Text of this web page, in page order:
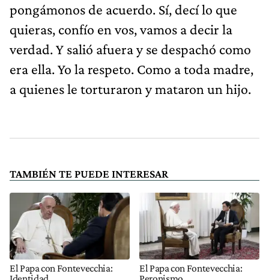
pongámonos de acuerdo. Sí, decí lo que
quieras, confío en vos, vamos a decir la
verdad. Y salió afuera y se despachó como
era ella. Yo la respeto. Como a toda madre,
a quienes le torturaron y mataron un hijo.
TAMBIÉN TE PUEDE INTERESAR
El Papa con Fontevecchia:
El Papa con Fontevecchia: